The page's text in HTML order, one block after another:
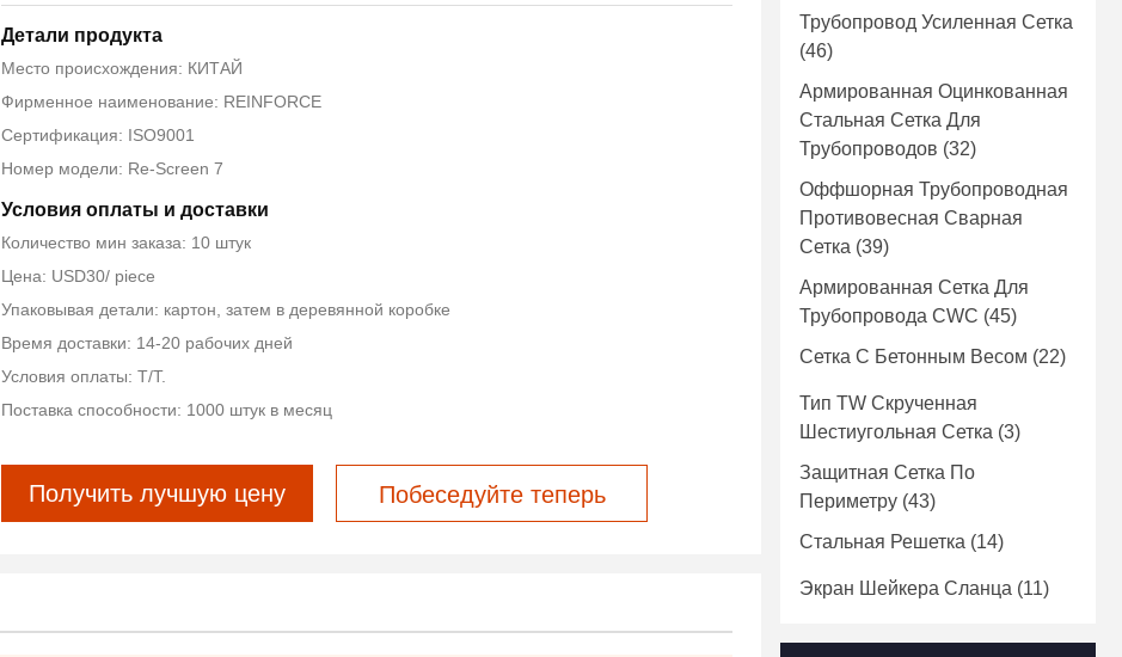
Детали продукта
Место происхождения: КИТАЙ
Фирменное наименование: REINFORCE
Сертификация: ISO9001
Номер модели: Re-Screen 7
Условия оплаты и доставки
Количество мин заказа: 10 штук
Цена: USD30/ piece
Упаковывая детали: картон, затем в деревянной коробке
Время доставки: 14-20 рабочих дней
Условия оплаты: T/T.
Поставка способности: 1000 штук в месяц
Получить лучшую цену Побеседуйте теперь
Трубопровод Усиленная Сетка
(46)
Армированная Оцинкованная
Стальная Сетка Для
Трубопроводов (32)
Оффшорная Трубопроводная
Противовесная Сварная
Сетка (39)
Армированная Сетка Для
Трубопровода CWC (45)
Сетка С Бетонным Весом (22)
Тип TW Скрученная
Шестиугольная Сетка (3)
Защитная Сетка По
Периметру (43)
Стальная Решетка (14)
Экран Шейкера Сланца (11)